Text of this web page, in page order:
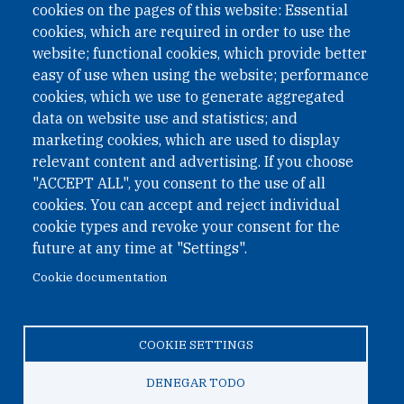
cookies on the pages of this website: Essential
cookies, which are required in order to use the
website; functional cookies, which provide better
easy of use when using the website; performance
cookies, which we use to generate aggregated
data on website use and statistics; and
marketing cookies, which are used to display
relevant content and advertising. If you choose
"ACCEPT ALL", you consent to the use of all
cookies. You can accept and reject individual
cookie types and revoke your consent for the
future at any time at "Settings".
Cookie documentation
COOKIE SETTINGS
DENEGAR TODO
QUICK LINKS
QUICK LINKS
PRIVACY
ACCESSIBILITY
REGIMEN TRIBUTARIO ESPECIAL COLOMBIANO
© 2026 One Earth Future Foundation
Accessibility|Regimen tributario especial